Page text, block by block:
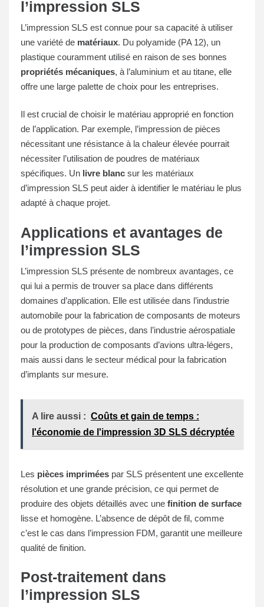
l’impression SLS
L’impression SLS est connue pour sa capacité à utiliser
une variété de matériaux. Du polyamide (PA 12), un
plastique couramment utilisé en raison de ses bonnes
propriétés mécaniques, à l’aluminium et au titane, elle
offre une large palette de choix pour les entreprises.
Il est crucial de choisir le matériau approprié en fonction
de l’application. Par exemple, l’impression de pièces
nécessitant une résistance à la chaleur élevée pourrait
nécessiter l’utilisation de poudres de matériaux
spécifiques. Un livre blanc sur les matériaux
d’impression SLS peut aider à identifier le matériau le plus
adapté à chaque projet.
Applications et avantages de
l’impression SLS
L’impression SLS présente de nombreux avantages, ce
qui lui a permis de trouver sa place dans différents
domaines d’application. Elle est utilisée dans l’industrie
automobile pour la fabrication de composants de moteurs
ou de prototypes de pièces, dans l’industrie aérospatiale
pour la production de composants d’avions ultra-légers,
mais aussi dans le secteur médical pour la fabrication
d’implants sur mesure.
A lire aussi : Coûts et gain de temps :
l'économie de l'impression 3D SLS décryptée
Les pièces imprimées par SLS présentent une excellente
résolution et une grande précision, ce qui permet de
produire des objets détaillés avec une finition de surface
lisse et homogène. L’absence de dépôt de fil, comme
c’est le cas dans l’impression FDM, garantit une meilleure
qualité de finition.
Post-traitement dans
l’impression SLS